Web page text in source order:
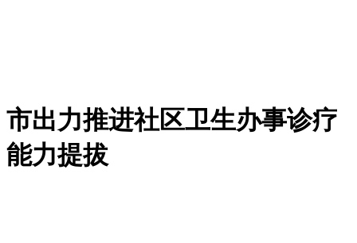
市出力推进社区卫生办事诊疗
能力提拔